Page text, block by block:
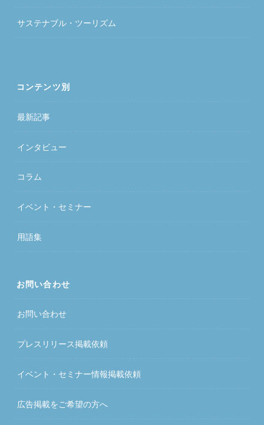
サステナブル・ツーリズム
コンテンツ別
最新記事
インタビュー
コラム
イベント・セミナー
用語集
お問い合わせ
お問い合わせ
プレスリリース掲載依頼
イベント・セミナー情報掲載依頼
広告掲載をご希望の方へ